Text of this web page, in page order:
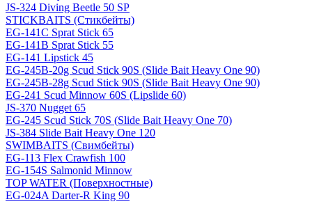
JS-324 Diving Beetle 50 SP
STICKBAITS (Стикбейты)
EG-141C Sprat Stick 65
EG-141B Sprat Stick 55
EG-141 Lipstick 45
EG-245B-20g Scud Stick 90S (Slide Bait Heavy One 90)
EG-245B-28g Scud Stick 90S (Slide Bait Heavy One 90)
EG-241 Scud Minnow 60S (Lipslide 60)
JS-370 Nugget 65
EG-245 Scud Stick 70S (Slide Bait Heavy One 70)
JS-384 Slide Bait Heavy One 120
SWIMBAITS (Свимбейты)
EG-113 Flex Crawfish 100
EG-154S Salmonid Minnow
TOP WATER (Поверхностные)
EG-024A Darter-R King 90